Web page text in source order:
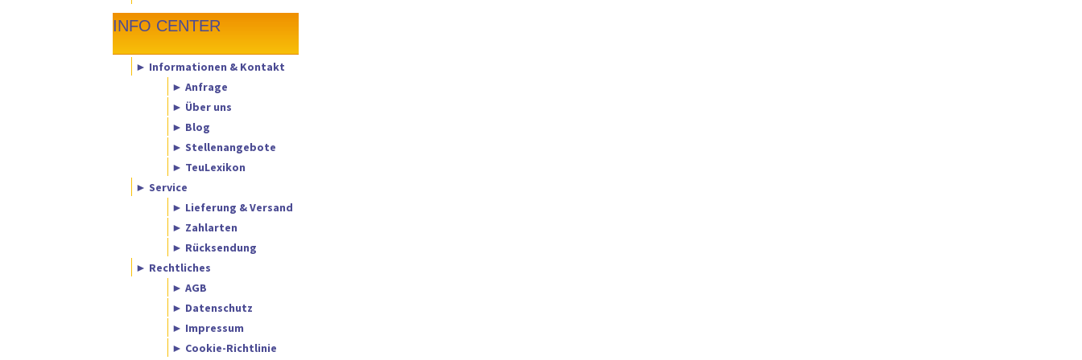
INFO CENTER
► Informationen & Kontakt
► Anfrage
► Über uns
► Blog
► Stellenangebote
► TeuLexikon
► Service
► Lieferung & Versand
► Zahlarten
► Rücksendung
► Rechtliches
► AGB
► Datenschutz
► Impressum
► Cookie-Richtlinie